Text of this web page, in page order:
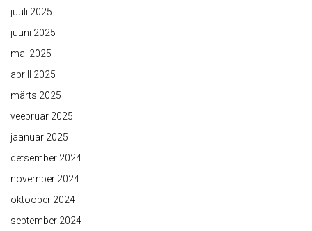
juuli 2025
juuni 2025
mai 2025
aprill 2025
märts 2025
veebruar 2025
jaanuar 2025
detsember 2024
november 2024
oktoober 2024
september 2024